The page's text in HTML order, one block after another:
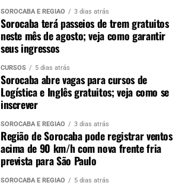
SOROCABA E REGIÃO 3 dias atrás
Sorocaba terá passeios de trem gratuitos
neste mês de agosto; veja como garantir
seus ingressos
CURSOS 5 dias atrás
Sorocaba abre vagas para cursos de
Logística e Inglês gratuitos; veja como se
inscrever
SOROCABA E REGIÃO 3 dias atrás
Região de Sorocaba pode registrar ventos
acima de 90 km/h com nova frente fria
prevista para São Paulo
SOROCABA E REGIÃO 5 dias atrás